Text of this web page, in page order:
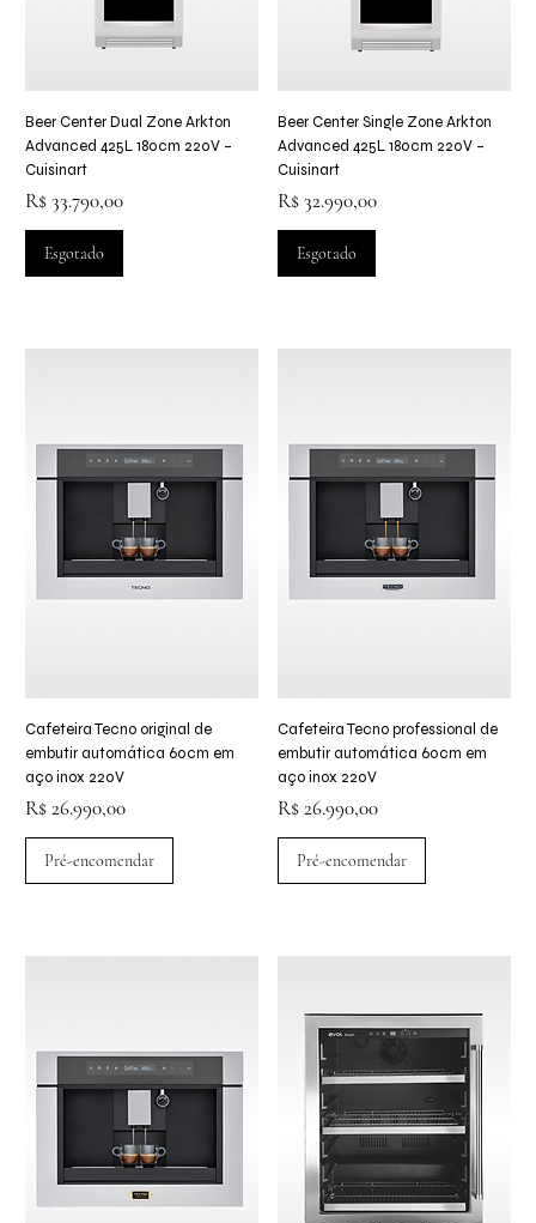
Beer Center Dual Zone Arkton
Advanced 425L 180cm 220V –
Cuisinart
Preço
R$ 33.790,00
Esgotado
Beer Center Single Zone Arkton
Advanced 425L 180cm 220V –
Cuisinart
Preço
R$ 32.990,00
Esgotado
Cafeteira Tecno original de
embutir automática 60cm em
aço inox 220V
Preço
R$ 26.990,00
Pré-encomendar
Cafeteira Tecno professional de
embutir automática 60cm em
aço inox 220V
Preço
R$ 26.990,00
Pré-encomendar